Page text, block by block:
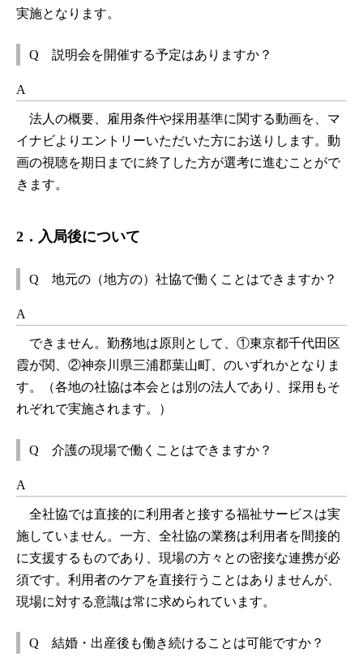
実施となります。
Q 説明会を開催する予定はありますか？
A
法人の概要、雇用条件や採用基準に関する動画を、マ
イナビよりエントリーいただいた方にお送りします。動
画の視聴を期日までに終了した方が選考に進むことがで
きます。
2．入局後について
Q 地元の（地方の）社協で働くことはできますか？
A
できません。勤務地は原則として、①東京都千代田区
霞が関、②神奈川県三浦郡葉山町、のいずれかとなりま
す。（各地の社協は本会とは別の法人であり、採用もそ
れぞれで実施されます。）
Q 介護の現場で働くことはできますか？
A
全社協では直接的に利用者と接する福祉サービスは実
施していません。一方、全社協の業務は利用者を間接的
に支援するものであり、現場の方々との密接な連携が必
須です。利用者のケアを直接行うことはありませんが、
現場に対する意識は常に求められています。
Q 結婚・出産後も働き続けることは可能ですか？